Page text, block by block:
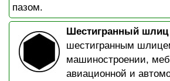
пазом.
Шестигранный шлиц
шестигранным
машиностроении,
авиационной и